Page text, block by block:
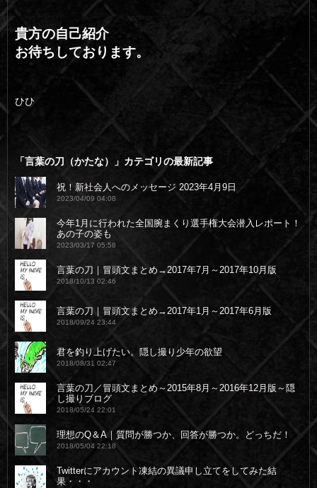
貴方の自己紹介
お待ちしております。
ひひ
「言葉の刀（かたな）」カテゴリの最新記事
祝！新社会人へのメッセージ 2023年4月9日
2023/04/09 04:08
今年1月に行われた全国腕まくり選手権大会潜入レポート！
あの子の姿も
2023/03/17 05:58
言葉の刀｜冒頭文まとめ→2017年7月～2017年10月版
2018/10/13 02:46
言葉の刀｜冒頭文まとめ→2017年1月～2017年6月版
2018/09/24 23:44
君を釣り上げたい。隠し撮り少年の欲望
2018/08/31 02:47
言葉の刀／冒頭文まとめ～2015年8月～2016年12月版～隠
し撮りブログ
2018/05/24 22:01
理想のQ＆A｜質問が勝つか、回答が勝つか。どっちだ！
2018/05/04 22:18
Twitterにアカウント凍結の異議申し立てをしてみた結
果・・・